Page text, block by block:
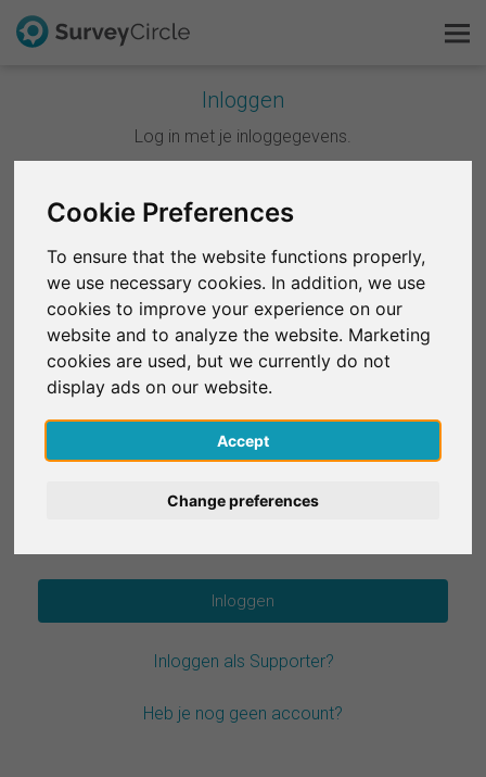
Cookie Preferences
To ensure that the website functions properly,
we use necessary cookies. In addition, we use
cookies to improve your experience on our
website and to analyze the website. Marketing
cookies are used, but we currently do not
display ads on our website.
Accept
Change preferences
Inloggen
Log in met je inloggegevens.
Doorgaan met Google
Doorgaan met Facebook
OF
E-mail*
Wachtwoord*
Inloggen als Supporter?
Heb je nog geen account?
Dit is SurveyCircle
FAQ
Gratis registreren
English
Deutsch
Italiano